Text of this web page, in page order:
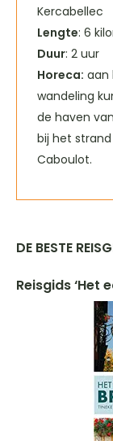
Kercabellec
Lengte: 6
Duur: 2 uur
Horeca: aan
wandeling
de haven
bij het strand
Caboulot.
DE BESTE
Reisgids ‘Het